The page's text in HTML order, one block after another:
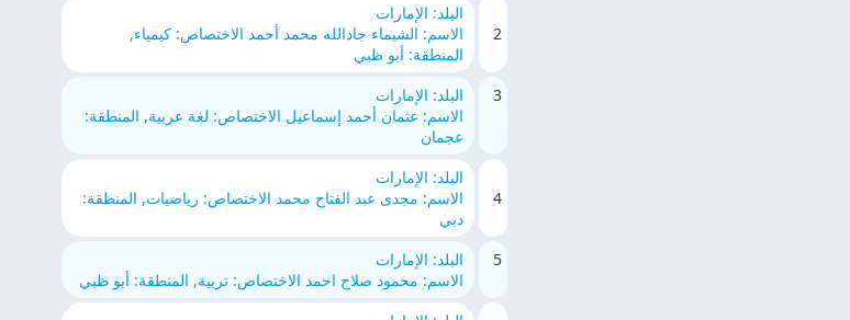
2
البلد: الإمارات
الاسم: الشيماء جادالله محمد أحمد الاختصاص: كيمياء,
المنطقة: أبو ظبي
3
البلد: الإمارات
الاسم: عثمان أحمد إسماعيل الاختصاص: لغة عربية, المنطقة:
عجمان
4
البلد: الإمارات
الاسم: مجدى عبد الفتاح محمد الاختصاص: رياضيات, المنطقة:
دبي
5
البلد: الإمارات
الاسم: محمود صلاح احمد الاختصاص: تربية, المنطقة: أبو ظبي